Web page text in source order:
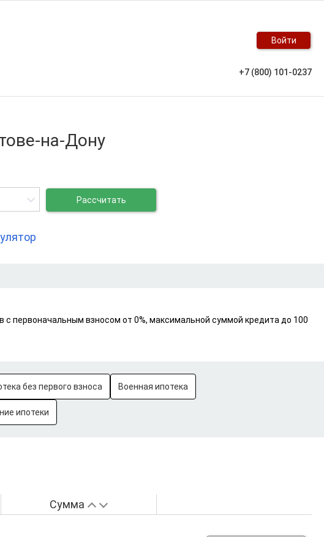
Войти
+7 (800) 101-0237
на-Дону
Рассчитать
первоначальным взносом от 0%, максимальной суммой кредита до 100
без первого взноса Военная ипотека
ипотеки
Сумма